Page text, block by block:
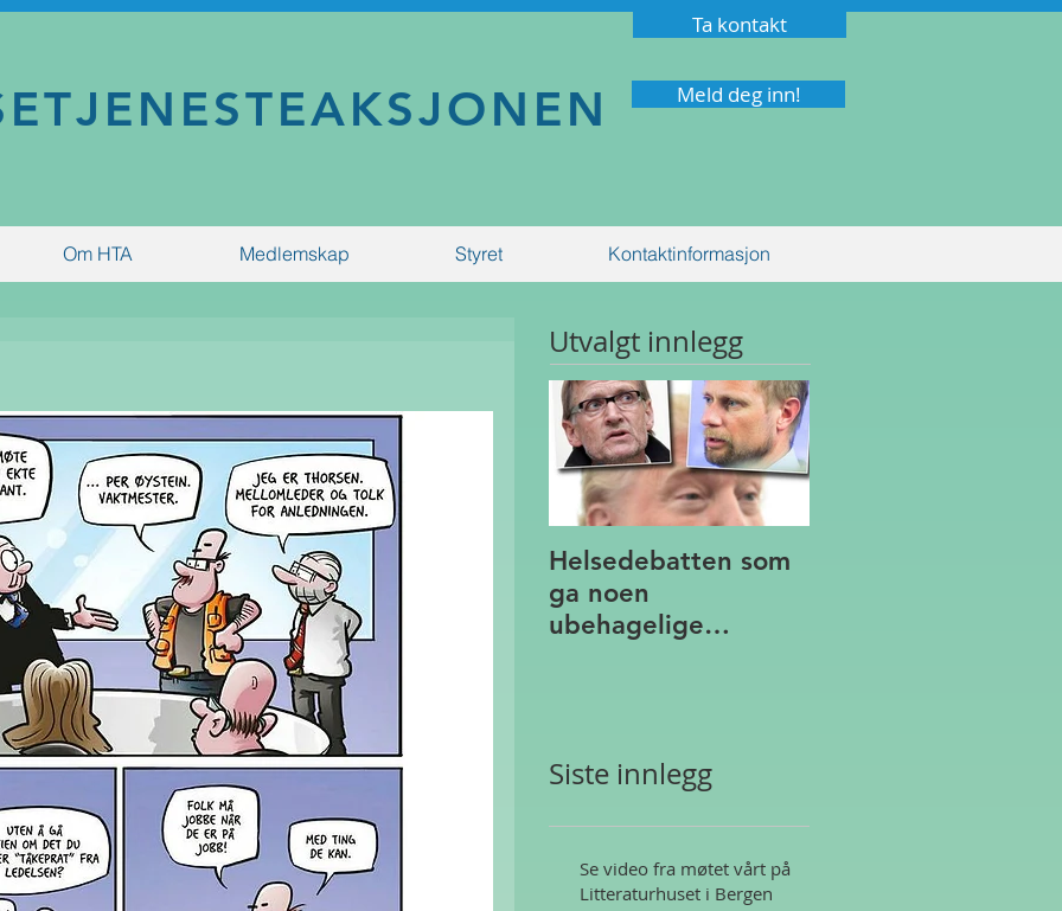
Ta kontakt
Meld deg inn!
Om HTA Medlemskap Styret Kontaktinformasjon
Utvalgt innlegg
Helsedebatten som
ga noen
ubehagelige
Siste innlegg
Se video fra møtet vårt på
Litteraturhuset i Bergen